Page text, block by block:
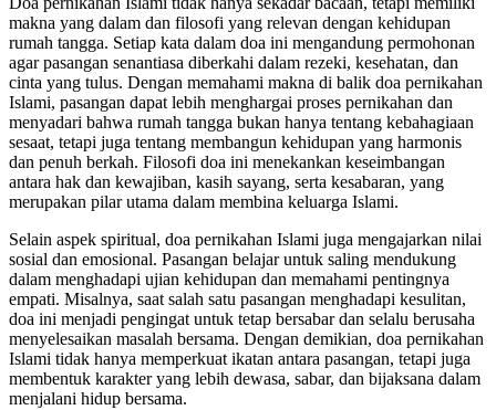
makna yang dalam dan filosofi yang relevan dengan kehidupan
rumah tangga. Setiap kata dalam doa ini mengandung permohonan
agar pasangan senantiasa diberkahi dalam rezeki, kesehatan, dan
cinta yang tulus. Dengan memahami makna di balik doa pernikahan
Islami, pasangan dapat lebih menghargai proses pernikahan dan
menyadari bahwa rumah tangga bukan hanya tentang kebahagiaan
sesaat, tetapi juga tentang membangun kehidupan yang harmonis
dan penuh berkah. Filosofi doa ini menekankan keseimbangan
antara hak dan kewajiban, kasih sayang, serta kesabaran, yang
merupakan pilar utama dalam membina keluarga Islami.
Selain aspek spiritual, doa pernikahan Islami juga mengajarkan nilai
sosial dan emosional. Pasangan belajar untuk saling mendukung
dalam menghadapi ujian kehidupan dan memahami pentingnya
empati. Misalnya, saat salah satu pasangan menghadapi kesulitan,
doa ini menjadi pengingat untuk tetap bersabar dan selalu berusaha
menyelesaikan masalah bersama. Dengan demikian, doa pernikahan
Islami tidak hanya memperkuat ikatan antara pasangan, tetapi juga
membentuk karakter yang lebih dewasa, sabar, dan bijaksana dalam
menjalani hidup bersama.